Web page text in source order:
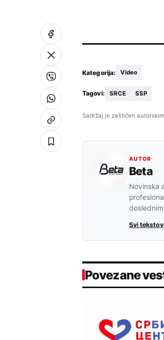
Kategorija: Video
Tagovi: SRCE SSP
Sadržaj je zaštićen
AUTOR
Beta
Novinska
Svi
Povezane